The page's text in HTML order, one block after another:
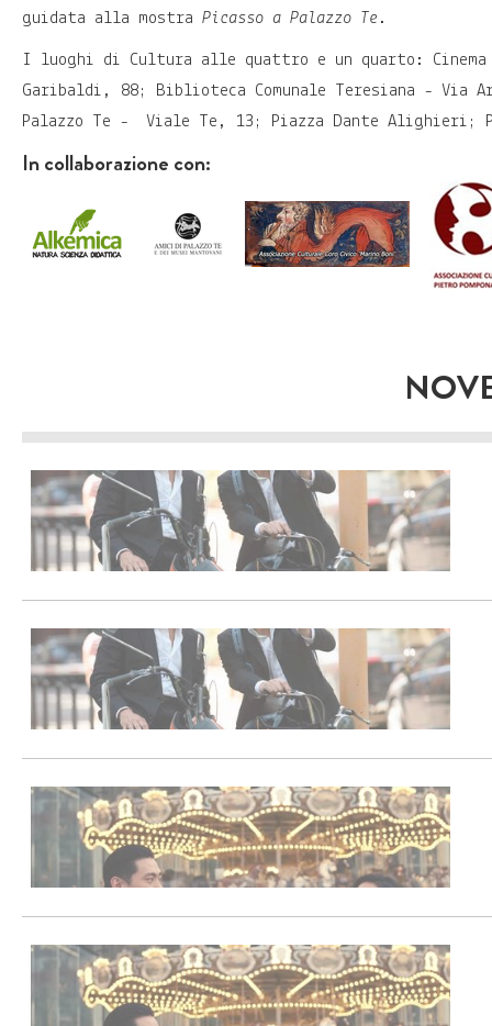
guidata alla mostra Picasso a Palazzo Te .
I luoghi di Cultura alle quattro e un quarto: Cinema
Garibaldi, 88; Biblioteca Comunale Teresiana - Via
Palazzo Te - Viale Te, 13; Piazza Dante Alighieri;
In collaborazione con: